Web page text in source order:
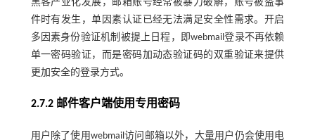
黑客产业化发展，邮箱账号经常被暴力破解，账号被盗事
件时有发生，单因素认证已经无法满足安全性需求。开启
多因素身份验证机制被提上日程，即webmail登录不再依赖
单一密码验证，而是密码加动态验证码的双重验证来提供
更加安全的登录方式。
2.7.2 邮件客户端使用专用密码
用户除了使用webmail访问邮箱以外，大量用户仍会使用电